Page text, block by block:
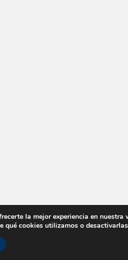
la mejor experiencia en nuestra
qué cookies utilizamos o